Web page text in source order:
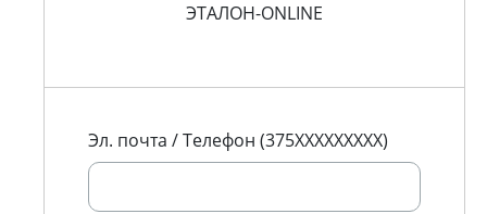
ЭТАЛОН-ONLINE
Эл. почта / Телефон (375XXXXXXXXX)